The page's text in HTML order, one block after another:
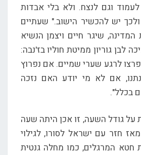
לעמוד וגם לנצח. ולא בלי אבדות
ולכך יש להכשיר הישוב." שעתיים
שיגר חיים ויצמן הנשיא
לבן גוריון ממיטת חוליו בז'נבה:
לרגע שערי שמיים. אם נפרוץ
אם לא מי יודע האם נזכה
בכלל".
גודל השעה, זו אכן היתה שעה
חזר עם ישראל לסורו, לגילוי
חטא המרגלים, כמו מחלה גנטית